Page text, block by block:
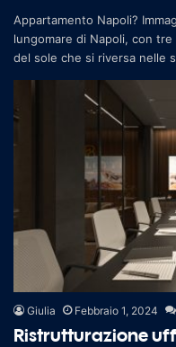
Appartamento Napoli?
lungomare di Napoli, con
del sole che si riversa nelle
Giulia Febbraio 1, 2024
Ristrutturazione